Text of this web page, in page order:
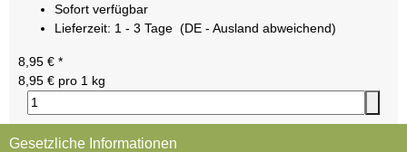
Sofort verfügbar
Lieferzeit: 1 - 3 Tage (DE - Ausland abweichend)
8,95 € *
8,95 € pro 1 kg
Gesetzliche Informationen